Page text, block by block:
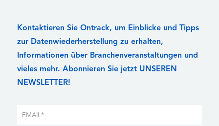
Kontaktieren Sie Ontrack, um Einblicke und Tipps
zur Datenwiederherstellung zu erhalten,
Informationen über Branchenveranstaltungen und
vieles mehr. Abonnieren Sie jetzt UNSEREN
NEWSLETTER!